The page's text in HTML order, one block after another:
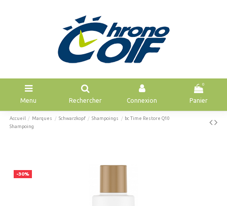
Menu Rechercher Connexion
0
Panier
Accueil Marques Schwarzkopf Shampoings
bc Time Restore Q10
Shampoing
-30%